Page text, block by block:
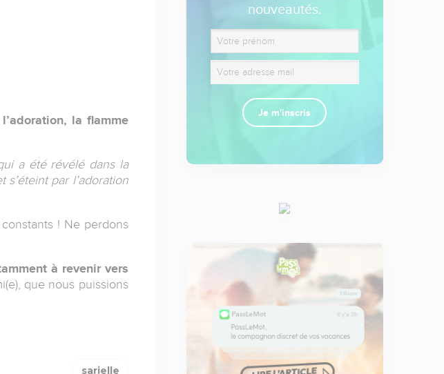
la flamme
a été révélé dans la
par l’adoration
! Ne perdons
à revenir vers
que nous puissions
sarielle
nouveautés.
Je m'inscris